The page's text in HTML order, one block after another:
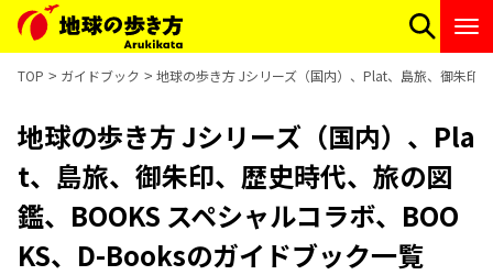
TOP ガイドブック 地球の歩き方 Jシリーズ（国内）、Plat、島旅、御朱印
地球の歩き方 Jシリーズ（国内）、Pla
t、島旅、御朱印、歴史時代、旅の図
鑑、BOOKS スペシャルコラボ、BOO
KS、D-Booksのガイドブック一覧